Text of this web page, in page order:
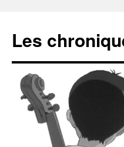
Les